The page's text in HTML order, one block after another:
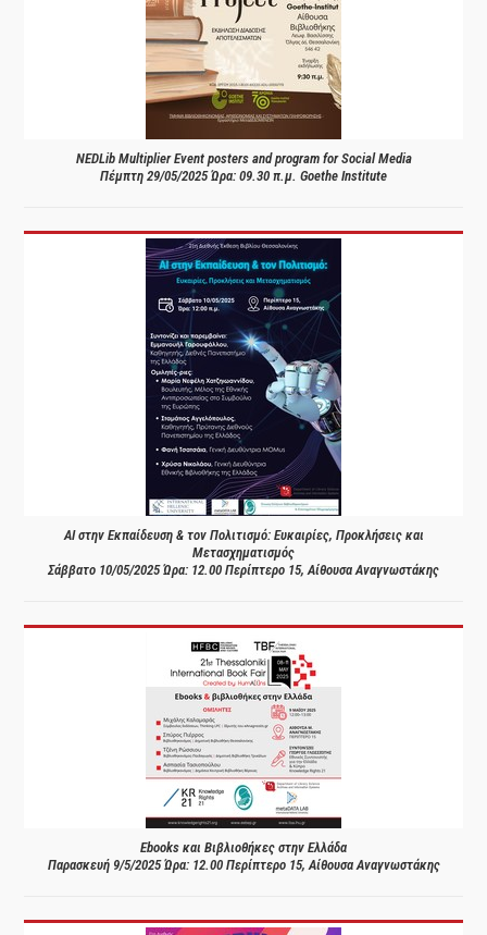
NEDLib Multiplier Event posters and program for Social Media
Πέμπτη 29/05/2025 Ώρα: 09.30 π.μ. Goethe Institute
AI στην Εκπαίδευση & τον Πολιτισμό: Ευκαιρίες, Προκλήσεις και
Μετασχηματισμός
Σάββατο 10/05/2025 Ώρα: 12.00 Περίπτερο 15, Αίθουσα Αναγνωστάκης
Ebooks και Βιβλιοθήκες στην Ελλάδα
Παρασκευή 9/5/2025 Ώρα: 12.00 Περίπτερο 15, Αίθουσα Αναγνωστάκης